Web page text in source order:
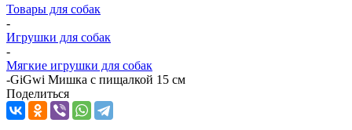
Товары для собак
-
Игрушки для собак
-
Мягкие игрушки для собак
-GiGwi Мишка с пищалкой 15 см
Поделиться